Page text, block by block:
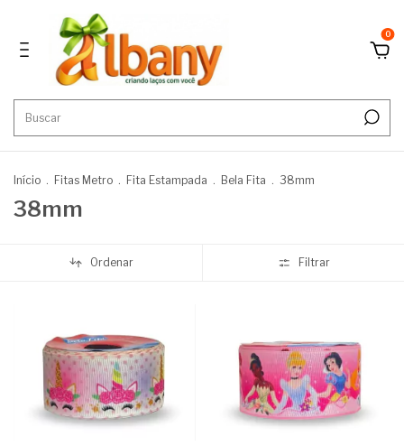
0
Início . Fitas Metro . Fita Estampada . Bela Fita . 38mm
38mm
Ordenar Filtrar